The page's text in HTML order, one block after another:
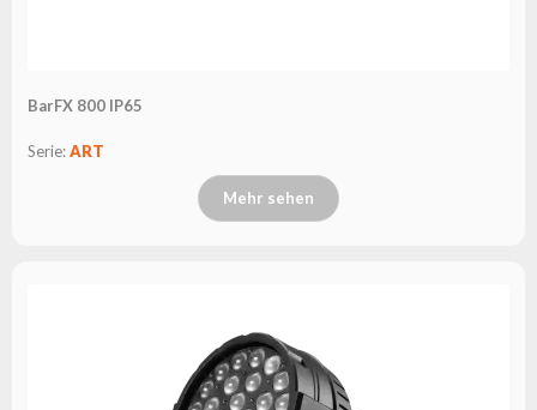
BarFX 800 IP65
Serie:ART
Mehr sehen